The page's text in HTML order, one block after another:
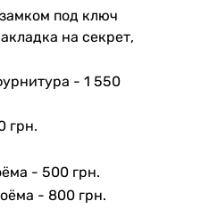
под ключ
на секрет,
-1 550
грн.
-500 грн.
- 800 грн.